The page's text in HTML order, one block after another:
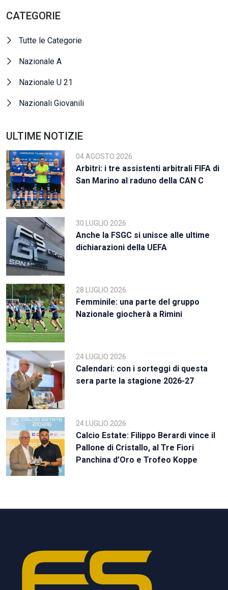
CATEGORIE
Tutte le Categorie
Nazionale A
Nazionale U 21
Nazionali Giovanili
ULTIME NOTIZIE
04 AGOSTO 2026
Arbitri: i tre assistenti arbitrali FIFA di
San Marino al raduno della CAN C
30 LUGLIO 2026
Anche la FSGC si unisce alle ultime
dichiarazioni della UEFA
28 LUGLIO 2026
Femminile: una parte del gruppo
Nazionale giocherà a Rimini
24 LUGLIO 2026
Calendari: con i sorteggi di questa
sera parte la stagione 2026-27
24 LUGLIO 2026
Calcio Estate: Filippo Berardi vince il
Pallone di Cristallo, al Tre Fiori
Panchina d’Oro e Trofeo Koppe